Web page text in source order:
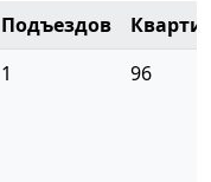
Подъездов
1 96